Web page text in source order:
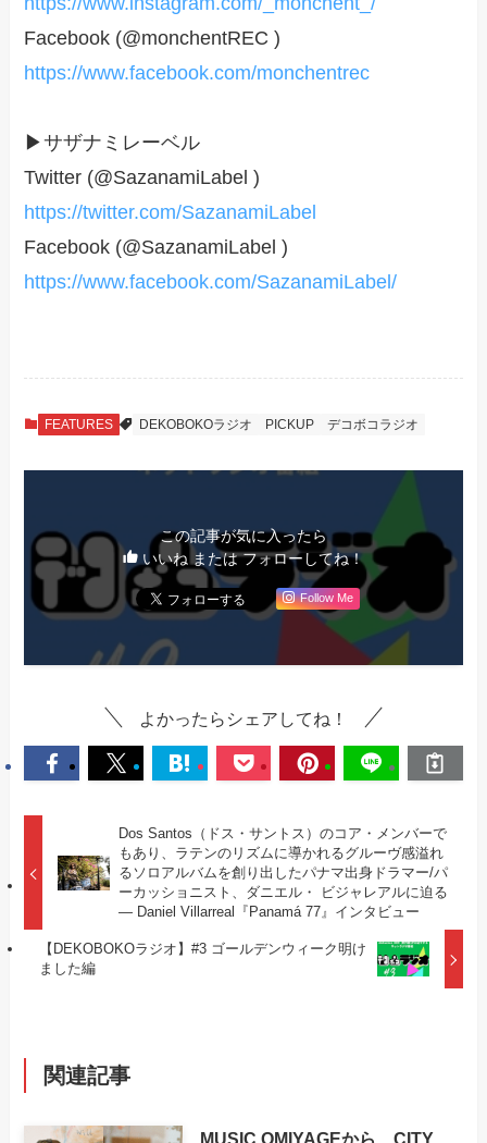
Facebook (@monchentREC )
https://www.facebook.com/monchentrec
▶サザナミレーベル
Twitter (@SazanamiLabel )
https://twitter.com/SazanamiLabel
Facebook (@SazanamiLabel )
https://www.facebook.com/SazanamiLabel/
FEATURES DEKOBOKOラジオ PICKUP デコボコラジオ
この記事が気に入ったら
いいね または フォローしてね！
Follow Me
よかったらシェアしてね！
Dos Santos（ドス・サントス）のコア・メンバーで
もあり、ラテンのリズムに導かれるグルーヴ感溢れ
るソロアルバムを創り出したパナマ出身ドラマー/パ
ーカッショニスト、ダニエル・ ビジャレアルに迫る
— Daniel Villarreal『Panamá 77』インタビュー
【DEKOBOKOラジオ】#3 ゴールデンウィーク明け
ました編
関連記事